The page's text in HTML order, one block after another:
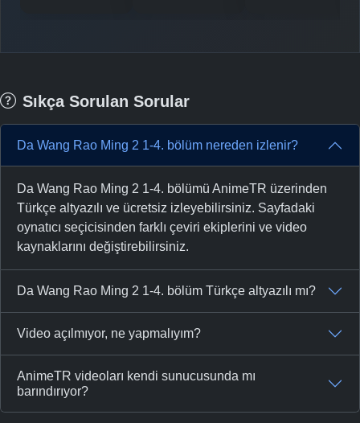
Sıkça Sorulan Sorular
Da Wang Rao Ming 2 1-4. bölüm nereden izlenir?
Da Wang Rao Ming 2 1-4. bölümü AnimeTR üzerinden
Türkçe altyazılı ve ücretsiz izleyebilirsiniz. Sayfadaki
oynatıcı seçicisinden farklı çeviri ekiplerini ve video
kaynaklarını değiştirebilirsiniz.
Da Wang Rao Ming 2 1-4. bölüm Türkçe altyazılı mı?
Video açılmıyor, ne yapmalıyım?
AnimeTR videoları kendi sunucusunda mı
barındırıyor?